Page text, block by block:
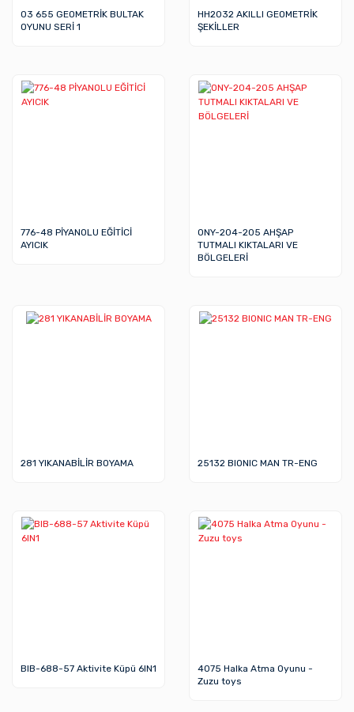
03 655 GEOMETRİK BULTAK
OYUNU SERİ 1
HH2032 AKILLI GEOMETRİK
ŞEKİLLER
776-48 PİYANOLU EĞİTİCİ
AYICIK
ONY-204-205 AHŞAP
TUTMALI KIKTALARI VE
BÖLGELERİ
281 YIKANABİLİR BOYAMA 25132 BIONIC MAN TR-ENG
BIB-688-57 Aktivite Küpü 6IN1
4075 Halka Atma Oyunu -
Zuzu toys